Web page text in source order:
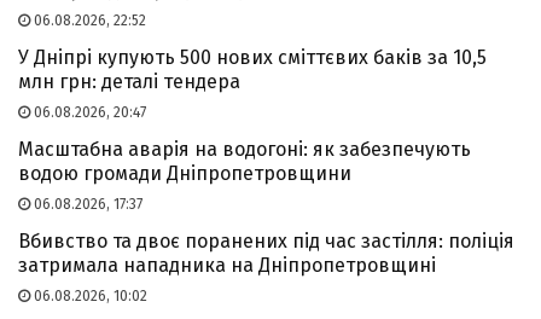
06.08.2026, 22:52
У Дніпрі купують 500 нових сміттєвих баків за 10,5
млн грн: деталі тендера
06.08.2026, 20:47
Масштабна аварія на водогоні: як забезпечують
водою громади Дніпропетровщини
06.08.2026, 17:37
Вбивство та двоє поранених під час застілля: поліція
затримала нападника на Дніпропетровщині
06.08.2026, 10:02